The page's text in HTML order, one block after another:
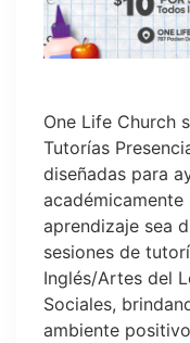
One Life Church
Tutorías
diseñadas para
académicamente
aprendizaje sea
sesiones de
Inglés/Artes del
Sociales,
ambiente